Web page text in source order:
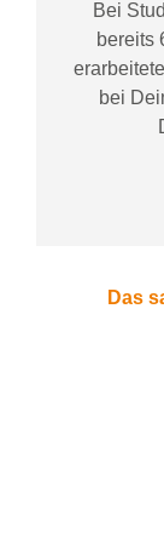
Bei
bereits
bei
Das